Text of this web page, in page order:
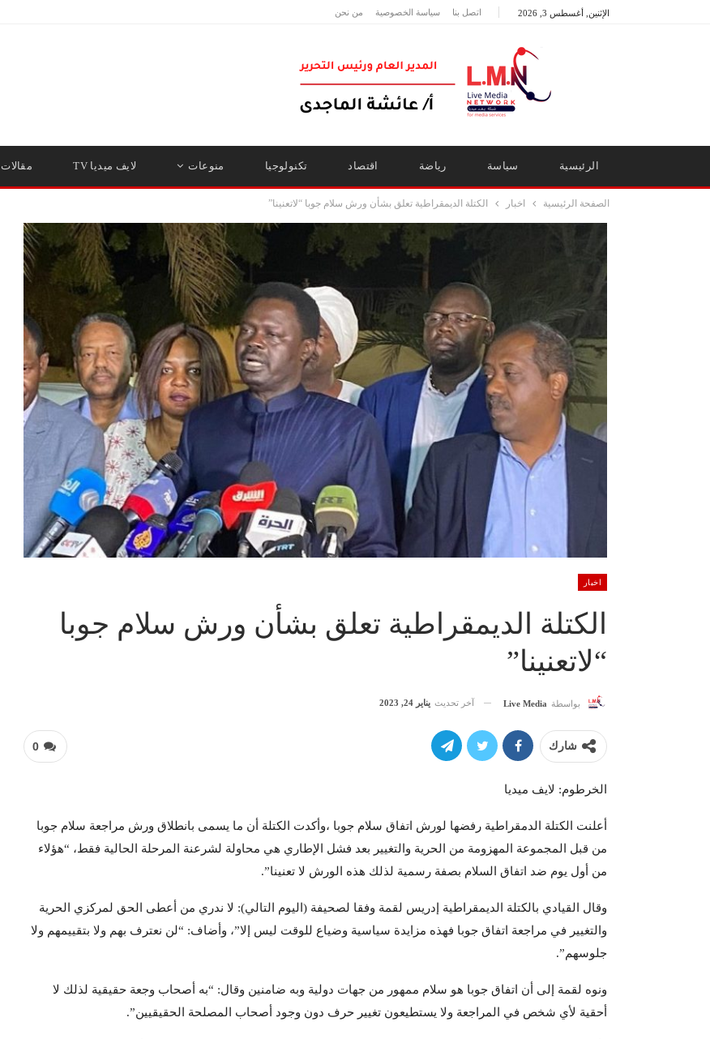
الإثنين, أغسطس 3, 2026 اتصل بنا سياسة الخصوصية من نحن
الرئيسية سياسة رياضة اقتصاد تكنولوجيا منوعات لايف ميديا TV مقالات
الصفحة الرئيسية اخبار الكتلة الديمقراطية تعلق بشأن ورش سلام جوبا “لاتعنينا”
اخبار
الكتلة الديمقراطية تعلق بشأن ورش سلام جوبا
“لاتعنينا”
بواسطة Live Media آخر تحديث يناير 24, 2023
0 شارك
الخرطوم: لايف ميديا
أعلنت الكتلة الدمقراطية رفضها لورش اتفاق سلام جوبا ،وأكدت الكتلة أن ما يسمى بانطلاق ورش مراجعة سلام جوبا
من قبل المجموعة المهزومة من الحرية والتغيير بعد فشل الإطاري هي محاولة لشرعنة المرحلة الحالية فقط، “هؤلاء
من أول يوم ضد اتفاق السلام بصفة رسمية لذلك هذه الورش لا تعنينا”.
وقال القيادي بالكتلة الديمقراطية إدريس لقمة وفقا لصحيفة (اليوم التالي): لا ندري من أعطى الحق لمركزي الحرية
والتغيير في مراجعة اتفاق جوبا فهذه مزايدة سياسية وضياع للوقت ليس إلا”، وأضاف: “لن نعترف بهم ولا بتقييمهم ولا
جلوسهم”.
ونوه لقمة إلى أن اتفاق جوبا هو سلام ممهور من جهات دولية وبه ضامنين وقال: “به أصحاب وجعة حقيقية لذلك لا
أحقية لأي شخص في المراجعة ولا يستطيعون تغيير حرف دون وجود أصحاب المصلحة الحقيقيين”.